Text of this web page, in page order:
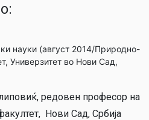
науки (август 2014/Природно-
Универзитет во Нови Сад,
редовен професор на
Нови Сад, Србија